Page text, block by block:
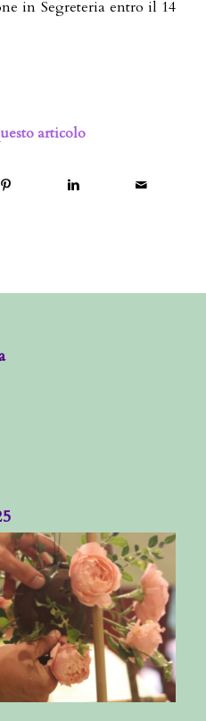
in Segreteria entro il 14
articolo